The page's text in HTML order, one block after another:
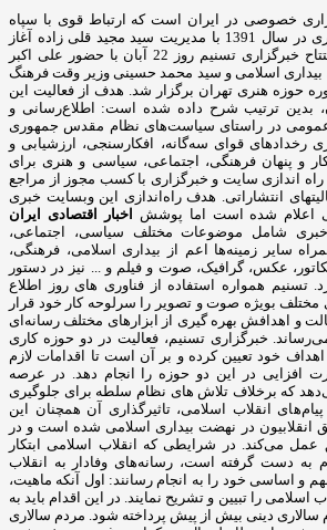
خصوصی در ایران است که ارتباط قوی با سپاه
پاسداران دارد. این خبرگزاری در سال 1391 با مدیریت سید مجید قلی زاده آغاز
بکار کرده است. مراسم افتتاح خبرگزاری تسنیم روز 22 آبان با حضور علی اکبر
بیداری اسلامی و سید محمد حسینی وزیر وقت فرهنگ
حوزه هنری تهران برگزار شد. هدف از فعالیت این
بدین ترتیب شرح داده شده است: اطلاع‌رسانی و
عمومی در راستای سیاست‌های نظام مقدس جمهوری
رخدادهای قوای سه‌گانه، افکارسنجی، ارزشیابی و
و پنهان فرهنگی، اجتماعی، سیاسی و هنری برای
راه اندازی سایت و خبرگزاری با کسب مجوز از مراجع
انتشاراتی. هدف راه‌اندازی این وبسایت خبری
اعلام شده است اما پوشش اخبار اقتصادی ایران
شامل موضوعات مختلف سیاسی، اجتماعی،
سایر زمینه‌ها اعم از بیداری اسلامی، فرهنگی،
عکس، گرافیک، صوت و فیلم و ... نیز در دستور
تسنیم همواره استفاده از فناوری های روز اطلاع
مختلف بویژه صوت و تصویر را سرلوحه کار خود قرار
و اهدافش بهره گیری از ابزارهای مختلف رسانه‌ای
خبرگزاری تسنیم، فعالیت در دو حوزه کاری
خود تعیین کرده و بر آن است تا اقدامات لازم
افزایی در این دو حوزه را انجام دهد. در عرصه
که برخلاف تلاش های نظام سلطه برای جلوگیری
انقلاب اسلامی، تاثیرگذاری آن همچنان این
در نهضت بیداری اسلامی شده است و در
می‌کند. در شرایطی که انقلاب اسلامی ابتکار
دست گرفته است، رسانه‌های وفادار به انقلاب
و اساسی خود را به انجام رسانند: اول آنکه ماهیت،
اسلامی را تبیین و تشریح نمایند. در این اقدام باید به
دینی بیش از پیش پرداخته شود. مردم سالاری